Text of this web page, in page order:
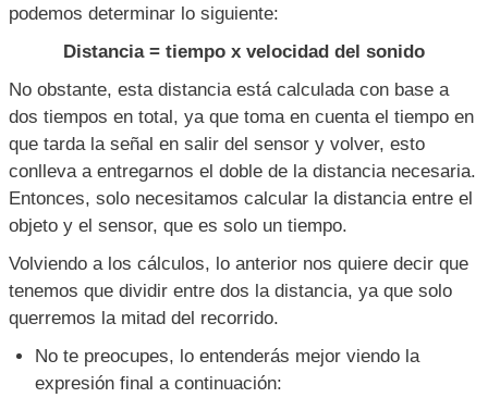
podemos determinar lo siguiente:
Distancia = tiempo x velocidad del sonido
No obstante, esta distancia está calculada con base a
dos tiempos en total, ya que toma en cuenta el tiempo en
que tarda la señal en salir del sensor y volver, esto
conlleva a entregarnos el doble de la distancia necesaria.
Entonces, solo necesitamos calcular la distancia entre el
objeto y el sensor, que es solo un tiempo.
Volviendo a los cálculos, lo anterior nos quiere decir que
tenemos que dividir entre dos la distancia, ya que solo
querremos la mitad del recorrido.
No te preocupes, lo entenderás mejor viendo la
expresión final a continuación: